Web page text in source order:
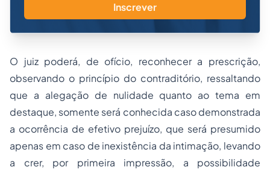
Inscrever
O juiz poderá, de ofício, reconhecer a prescrição,
observando o princípio do contraditório, ressaltando
que a alegação de nulidade quanto ao tema em
destaque, somente será conhecida caso demonstrada
a ocorrência de efetivo prejuízo, que será presumido
apenas em caso de inexistência da intimação, levando
a crer, por primeira impressão, a possibilidade